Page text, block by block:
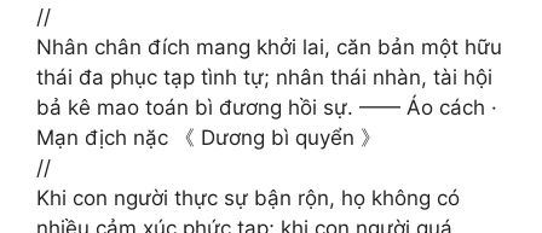
//
Nhân chân đích mang khởi lai, căn bản một hữu
thái đa phục tạp tình tự; nhân thái nhàn, tài hội
bả kê mao toán bì đương hồi sự. —— Áo cách ·
Mạn địch nặc 《 Dương bì quyển 》 ​​​
//
Khi con người thực sự bận rộn, họ không có
nhiều cảm xúc phức tạp; khi con người quá